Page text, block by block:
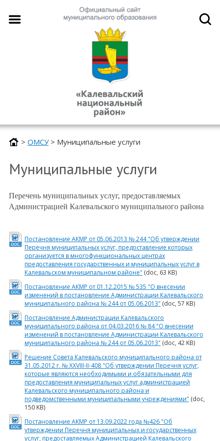
> ОМСУ > Муниципальные услуги
Муниципальные услуги
Перечень муниципальных услуг, предоставляемых
Администрацией Калевальского муниципального района
Постановление АКМР от 05.06.2013 № 244 "Об утверждении
Перечня муниципальных услуг, предоставление которых
организуется в многофункциональных центрах
предоставления государственных и муниципальных услуг в
Калевальском муниципальном районе" (doc, 63 KB)
Постановление АКМР от 01.12.2015 № 535 "О внесении
изменений в постановление Администрации Калевальского
муниципального района № 244 от 05.06.2013" (doc, 57 KB)
Постановление Администрации Калевальского
муниципального района от 04.03.2016 № 84 "О внесении
изменений в постановление Администрации Калевальского
муниципального района № 244 от 05.06.2013" (doc, 42 KB)
Решение Совета Калевальского муниципального района от
31.05.2012 г. № ХХVIII-II-408 "Об утверждении Перечня услуг,
которые являются необходимыми и обязательными для
предоставления муниципальных услуг администрацией
Калевальского муниципального района и
подведомственными муниципальными учреждениями" (doc,
150 KB)
Постановление АКМР от 13.09.2022 года №426 "Об
утверждении Перечня муниципальных и государственных
услуг, предоставляемых Администрацией Калевальского